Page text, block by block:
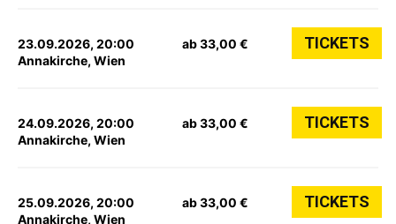
23.09.2026, 20:00
Annakirche, Wien
ab 33,00 € TICKETS
24.09.2026, 20:00
Annakirche, Wien
ab 33,00 € TICKETS
25.09.2026, 20:00
Annakirche, Wien
ab 33,00 € TICKETS